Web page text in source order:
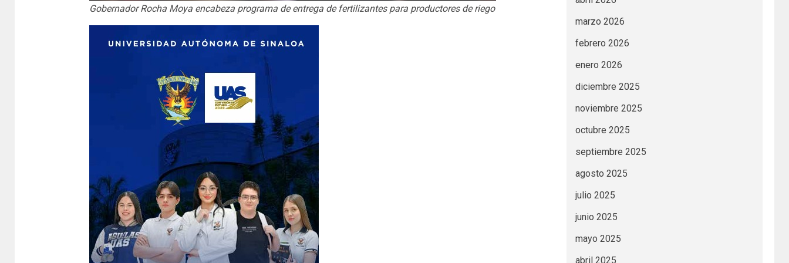
Gobernador Rocha Moya encabeza programa de entrega de fertilizantes para productores de riego
marzo 2026
febrero 2026
enero 2026
diciembre 2025
noviembre 2025
octubre 2025
septiembre 2025
agosto 2025
julio 2025
junio 2025
mayo 2025
abril 2025